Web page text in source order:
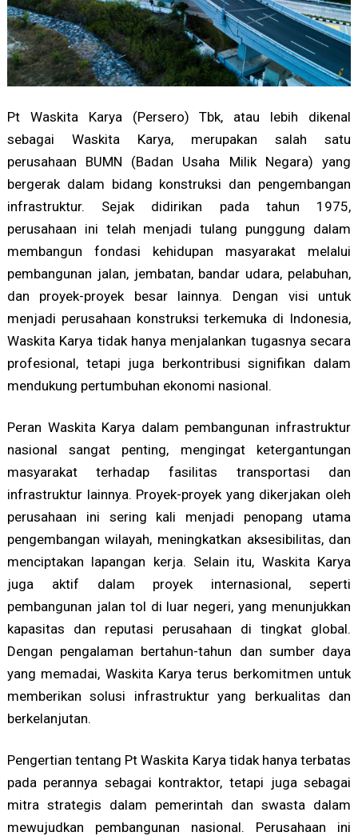
Pt Waskita Karya (Persero) Tbk, atau lebih dikenal
sebagai Waskita Karya, merupakan salah satu
perusahaan BUMN (Badan Usaha Milik Negara) yang
bergerak dalam bidang konstruksi dan pengembangan
infrastruktur. Sejak didirikan pada tahun 1975,
perusahaan ini telah menjadi tulang punggung dalam
membangun fondasi kehidupan masyarakat melalui
pembangunan jalan, jembatan, bandar udara, pelabuhan,
dan proyek-proyek besar lainnya. Dengan visi untuk
menjadi perusahaan konstruksi terkemuka di Indonesia,
Waskita Karya tidak hanya menjalankan tugasnya secara
profesional, tetapi juga berkontribusi signifikan dalam
mendukung pertumbuhan ekonomi nasional.
Peran Waskita Karya dalam pembangunan infrastruktur
nasional sangat penting, mengingat ketergantungan
masyarakat terhadap fasilitas transportasi dan
infrastruktur lainnya. Proyek-proyek yang dikerjakan oleh
perusahaan ini sering kali menjadi penopang utama
pengembangan wilayah, meningkatkan aksesibilitas, dan
menciptakan lapangan kerja. Selain itu, Waskita Karya
juga aktif dalam proyek internasional, seperti
pembangunan jalan tol di luar negeri, yang menunjukkan
kapasitas dan reputasi perusahaan di tingkat global.
Dengan pengalaman bertahun-tahun dan sumber daya
yang memadai, Waskita Karya terus berkomitmen untuk
memberikan solusi infrastruktur yang berkualitas dan
berkelanjutan.
Pengertian tentang Pt Waskita Karya tidak hanya terbatas
pada perannya sebagai kontraktor, tetapi juga sebagai
mitra strategis dalam pemerintah dan swasta dalam
mewujudkan pembangunan nasional. Perusahaan ini